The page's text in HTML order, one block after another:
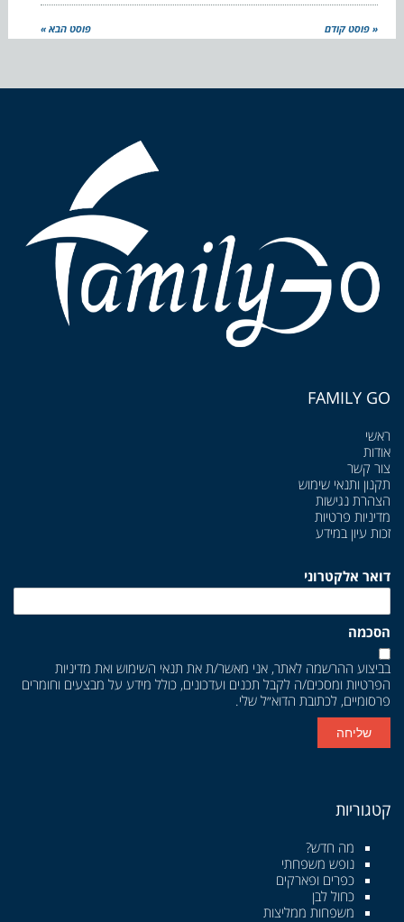
« פוסט קודם פוסט הבא »
FAMILY GO
ראשי
אודות
צור קשר
תקנון ותנאי שימוש
הצהרת נגישות
מדיניות פרטיות
זכות עיון במידע
דואר אלקטרוני
הסכמה
בביצוע ההרשמה לאתר, אני מאשר/ת את תנאי השימוש ואת מדיניות
הפרטיות ומסכים/ה לקבל תכנים ועדכונים, כולל מידע על מבצעים וחומרים
פרסומיים, לכתובת הדוא״ל שלי.
שליחה
קטגוריות
מה חדש?
נופש משפחתי
כפרים ופארקים
כחול לבן
משפחות ממליצות